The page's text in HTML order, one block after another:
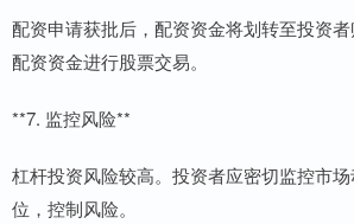
配资申请获批后，配资资金将划转至投资
配资资金进行股票交易。
**7. 监控风险**
杠杆投资风险较高。投资者应密切监控市
位，控制风险。